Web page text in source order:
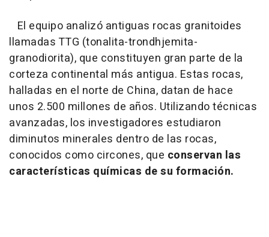
El equipo analizó antiguas rocas granitoides
llamadas TTG (tonalita-trondhjemita-
granodiorita), que constituyen gran parte de la
corteza continental más antigua. Estas rocas,
halladas en el norte de China, datan de hace
unos 2.500 millones de años. Utilizando técnicas
avanzadas, los investigadores estudiaron
diminutos minerales dentro de las rocas,
conocidos como circones, que conservan las
características químicas de su formación.